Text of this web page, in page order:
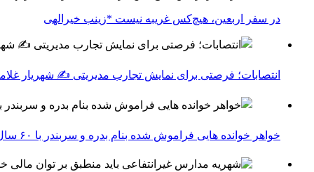
در سفر اربعین، هیچ‌کس غریبه نیست *زینب خیرالهی
انتصابات؛ فرصتی برای نمایش تجارب مدیریتی ✍ شهریار
خواهر خوانده هایی فراموش شده بنام بدره و سربندر با ۶۰ سال روابط عمیق اجتماعی اقتصادی ✍حشمت اله کرمی نژاد